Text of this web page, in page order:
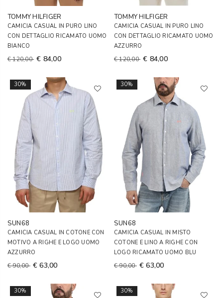
TOMMY HILFIGER
CAMICIA CASUAL IN PURO LINO
CON DETTAGLIO RICAMATO UOMO
BIANCO
€ 120,00 € 84,00
TOMMY HILFIGER
CAMICIA CASUAL IN PURO LINO
CON DETTAGLIO RICAMATO UOMO
AZZURRO
€ 120,00 € 84,00
30%
SUN68
CAMICIA CASUAL IN COTONE CON
MOTIVO A RIGHE E LOGO UOMO
AZZURRO
€ 90,00 € 63,00
30%
SUN68
CAMICIA CASUAL IN MISTO
COTONE E LINO A RIGHE CON
LOGO RICAMATO UOMO BLU
€ 90,00 € 63,00
30% 30%